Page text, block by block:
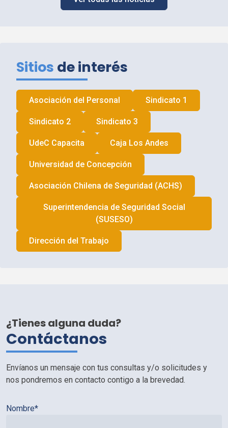
Sitios de interés
Asociación del Personal Sindicato 1
Sindicato 2 Sindicato 3
UdeC Capacita Caja Los Andes
Universidad de Concepción
Asociación Chilena de Seguridad (ACHS)
Superintendencia de Seguridad Social
(SUSESO)
Dirección del Trabajo
¿Tienes alguna duda?
Contáctanos
Envíanos un mensaje con tus consultas y/o solicitudes y
nos pondremos en contacto contigo a la brevedad.
Nombre*